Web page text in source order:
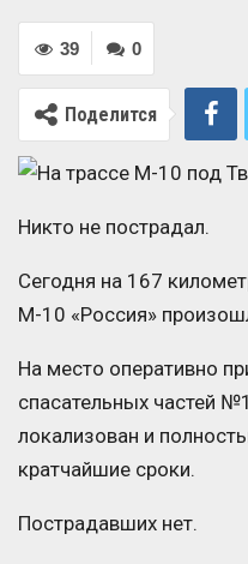
0
39
Поделится
Никто не пострадал.
Сегодня на 167
М-10 «Россия»
На место оперативно
спасательных частей
локализован и
кратчайшие сроки.
Пострадавших нет.